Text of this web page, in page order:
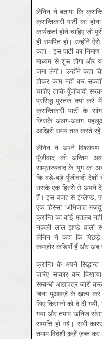
लेनिन ने बताया कि
क्रान्तिकारी पार्टी का
कार्यकर्ता होने चाहिए जो
ही समर्पित हों। उन्होंने
कहा। इस पार्टी का
माध्यम से शुरू होगा और
जमा लेगी। उन्होंने कहा कि
होकर काम नहीं कर
चाहिए ताकि पूँजीवादी
प्रसिद्ध पुस्तक ‘क्या करें’
क्रान्तिकारी पार्टी के
जिसके अलग-अलग
आख़िरी समय तक करते
लेनिन ने अपने विश्लेषण
पूँजीवाद की अन्तिम
साम्राज्यवाद के युग का
कि बड़े-बड़े पूँजीवादी
उसके एक हिस्से से अपने
हैं। इस वजह से इंग्लैण्ड,
एक हिस्सा ‘अभिजात
क्रान्ति का कोई मतलब
नक़ली लाल झण्डे वाली
लेनिन ने कहा कि पिछड़े
कमज़ोर कड़ियाँ हैं और अब
क्रान्ति के अपने
ज़रिए साकार कर
सम्बन्धी आज्ञापत्र जारी
बिना मुआवज़े के ख़त्म कर
लिए किसानों को दे दी
गया और तमाम खनिज
सम्पत्ति हो गये। सभी
तमाम विदेशी क़र्ज़े ज़ब्त